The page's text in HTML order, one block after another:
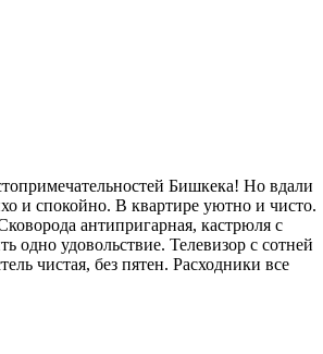
Бишкека! Но вдали
и спокойно. В квартире уютно и чисто.
антипригарная, кастрюля с
одно удовольствие. Телевизор с сотней
чистая, без пятен. Расходники все